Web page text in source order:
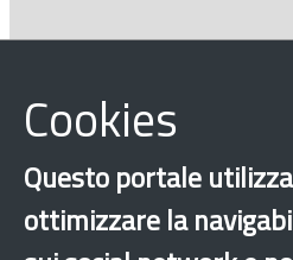
Cookies
Questo portale
ottimizzare la